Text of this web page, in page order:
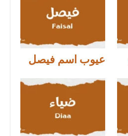
عيوب اسم فيصل